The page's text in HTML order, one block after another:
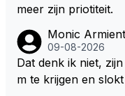
meer zijn priotiteit.
Monic
09-08-2026
Dat denk ik niet,
m te krijgen en